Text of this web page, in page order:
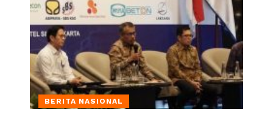
BERITA NASIONAL